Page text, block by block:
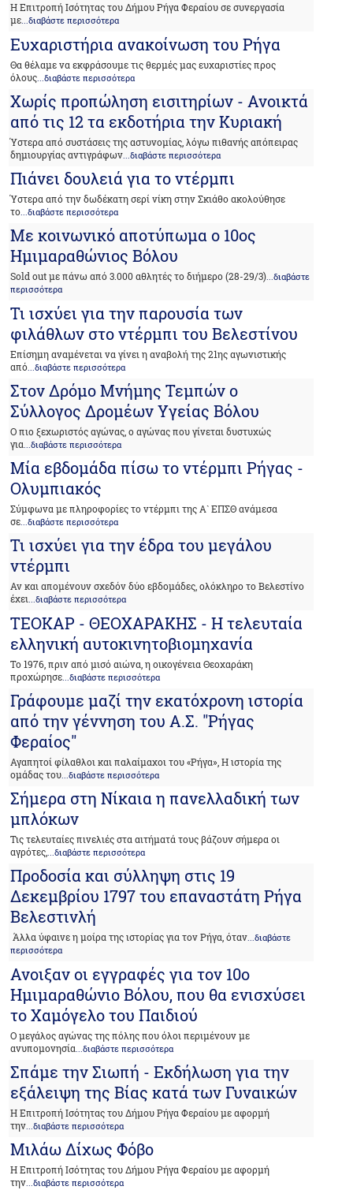
Η Επιτροπή Ισότητας του Δήμου Ρήγα Φεραίου σε συνεργασία
με...διαβάστε περισσότερα
Ευχαριστήρια ανακοίνωση του Ρήγα
Θα θέλαμε να εκφράσουμε τις θερμές μας ευχαριστίες προς
όλους ...διαβάστε περισσότερα
Χωρίς προπώληση εισιτηρίων - Ανοικτά
από τις 12 τα εκδοτήρια την Κυριακή
Ύστερα από συστάσεις της αστυνομίας, λόγω πιθανής απόπειρας
δημιουργίας αντιγράφων...διαβάστε περισσότερα
Πιάνει δουλειά για το ντέρμπι
Ύστερα από την δωδέκατη σερί νίκη στην Σκιάθο ακολούθησε
το...διαβάστε περισσότερα
Με κοινωνικό αποτύπωμα ο 10ος
Ημιμαραθώνιος Βόλου
Sold out με πάνω από 3.000 αθλητές το διήμερο (28-29/3)...διαβάστε
περισσότερα
Τι ισχύει για την παρουσία των
φιλάθλων στο ντέρμπι του Βελεστίνου
Επίσημη αναμένεται να γίνει η αναβολή της 21ης αγωνιστικής
από ...διαβάστε περισσότερα
Στον Δρόμο Μνήμης Τεμπών ο
Σύλλογος Δρομέων Υγείας Βόλου
Ο πιο ξεχωριστός αγώνας, ο αγώνας που γίνεται δυστυχώς
για...διαβάστε περισσότερα
Μία εβδομάδα πίσω το ντέρμπι Ρήγας -
Ολυμπιακός
Σύμφωνα με πληροφορίες το ντέρμπι της Α` ΕΠΣΘ ανάμεσα
σε...διαβάστε περισσότερα
Τι ισχύει για την έδρα του μεγάλου
ντέρμπι
Αν και απομένουν σχεδόν δύο εβδομάδες, ολόκληρο το Βελεστίνο
έχει...διαβάστε περισσότερα
ΤΕΟΚΑΡ - ΘΕΟΧΑΡΑΚΗΣ - Η τελευταία
ελληνική αυτοκινητοβιομηχανία
Το 1976, πριν από μισό αιώνα, η οικογένεια Θεοχαράκη
προχώρησε ...διαβάστε περισσότερα
Γράφουμε μαζί την εκατόχρονη ιστορία
από την γέννηση του Α.Σ. "Ρήγας
Φεραίος"
Αγαπητοί φίλαθλοι και παλαίμαχοι του «Ρήγα», Η ιστορία της
ομάδας του...διαβάστε περισσότερα
Σήμερα στη Νίκαια η πανελλαδική των
μπλόκων
Τις τελευταίες πινελιές στα αιτήματά τους βάζουν σήμερα οι
αγρότες,...διαβάστε περισσότερα
Προδοσία και σύλληψη στις 19
Δεκεμβρίου 1797 του επαναστάτη Ρήγα
Βελεστινλή
Άλλα ύφαινε η μοίρα της ιστορίας για τον Ρήγα, όταν...διαβάστε
περισσότερα
Ανοιξαν οι εγγραφές για τον 10ο
Ημιμαραθώνιο Βόλου, που θα ενισχύσει
το Χαμόγελο του Παιδιού
Ο μεγάλος αγώνας της πόλης που όλοι περιμένουν με
ανυπομονησία ...διαβάστε περισσότερα
Σπάμε την Σιωπή - Εκδήλωση για την
εξάλειψη της Βίας κατά των Γυναικών
Η Επιτροπή Ισότητας του Δήμου Ρήγα Φεραίου με αφορμή
την...διαβάστε περισσότερα
Μιλάω Δίχως Φόβο
Η Επιτροπή Ισότητας του Δήμου Ρήγα Φεραίου με αφορμή
την...διαβάστε περισσότερα